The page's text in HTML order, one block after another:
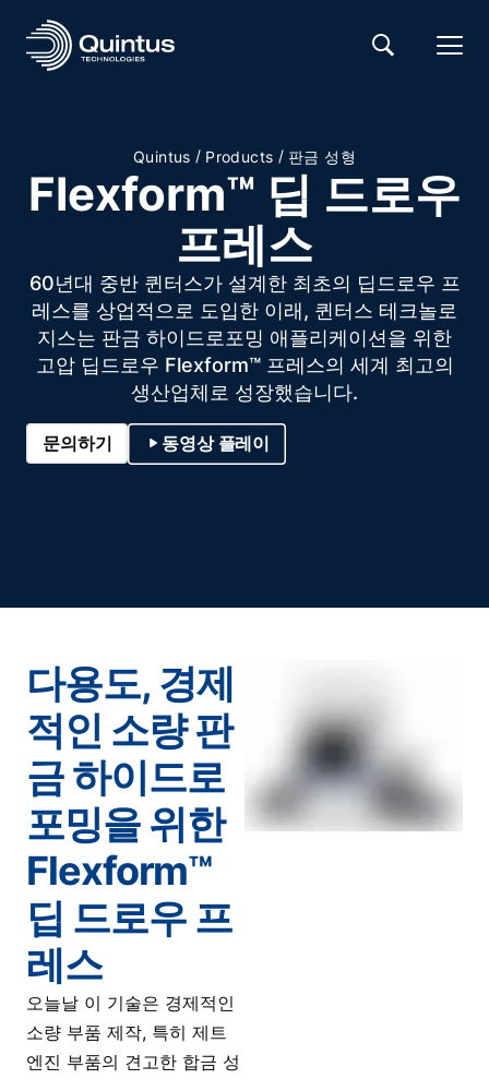
Quintus / Products / 판금 성형
Flexform™ 딥 드로우
프레스
60년대 중반 퀸터스가 설계한 최초의 딥드로우 프
레스를 상업적으로 도입한 이래, 퀸터스 테크놀로
지스는 판금 하이드로포밍 애플리케이션을 위한
고압 딥드로우 Flexform™ 프레스의 세계 최고의
생산업체로 성장했습니다.
문의하기 동영상 플레이
다용도, 경제
적인 소량 판
금 하이드로
포밍을 위한
Flexform™
딥 드로우 프
레스
오늘날 이 기술은 경제적인
소량 부품 제작, 특히 제트
엔진 부품의 견고한 합금 성